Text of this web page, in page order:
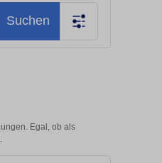
Suchen
Egal, ob als